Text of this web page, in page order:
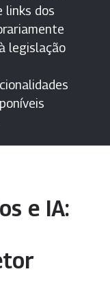
links dos
legislação
e IA: